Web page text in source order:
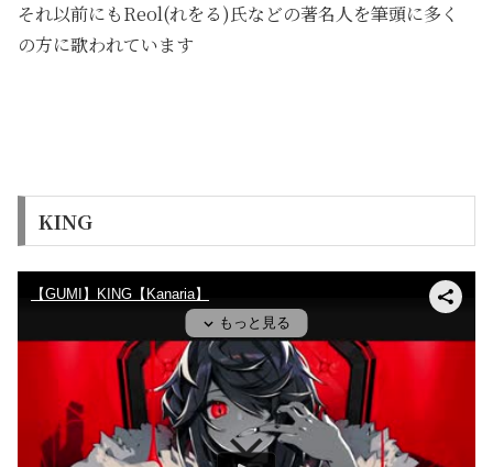
それ以前にもReol(れをる)氏などの著名人を筆頭に多く
の方に歌われています
KING